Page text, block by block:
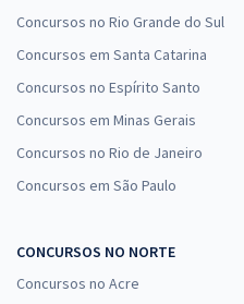
— Aspectos Práticos do Direito
à vista
Concursos no Rio Grande do Sul
Concursos em Santa Catarina
Concursos no Espírito Santo
Concursos em Minas Gerais
Concursos no Rio de Janeiro
Concursos em São Paulo
CONCURSOS NO NORTE
Concursos no Acre